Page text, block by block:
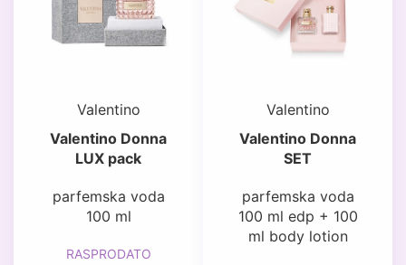
Valentino
Valentino Donna
LUX pack
parfemska voda
100 ml
RASPRODATO
Valentino
Valentino Donna
SET
parfemska voda
100 ml edp + 100
ml body lotion